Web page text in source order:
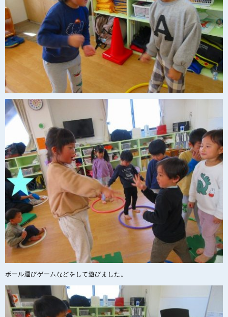
ボール運びゲームなどをして遊びました。